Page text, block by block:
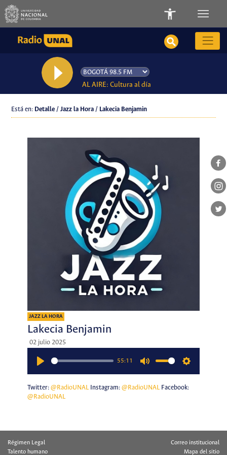
AL AIRE: Cultura al día
Está en: Detalle / Jazz la Hora / Lakecia Benjamin
JAZZ LA HORA
Lakecia Benjamin
02 julio 2025
55:11
Twitter: @RadioUNALInstagram: @RadioUNALFacebook:
@RadioUNAL
Régimen Legal
Talento humano
Correo institucional
Mapa del sitio